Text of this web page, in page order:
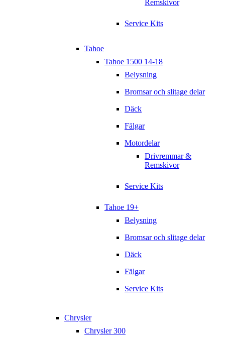
Remskivor
Service Kits
Tahoe
Tahoe 1500 14-18
Belysning
Bromsar och slitage delar
Däck
Fälgar
Motordelar
Drivremmar &
Remskivor
Service Kits
Tahoe 19+
Belysning
Bromsar och slitage delar
Däck
Fälgar
Service Kits
Chrysler
Chrysler 300